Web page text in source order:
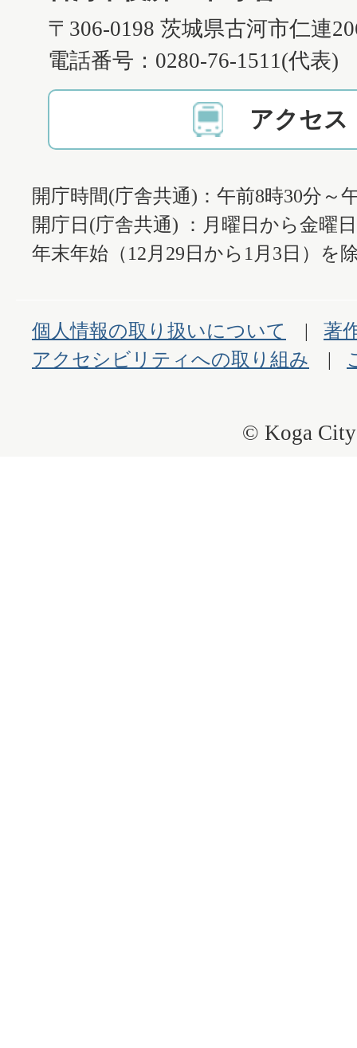
〒306-0198 茨城県古河市仁連
電話番号：0280-76-1511(代表)
アクセス
開庁時間(庁舎共通)：午前8時30分～
開庁日(庁舎共通) ：月曜日から金曜
年末年始（12月29日から1月3日）を
個人情報の取り扱いについて
著
アクセシビリティへの取り組み
© Koga City